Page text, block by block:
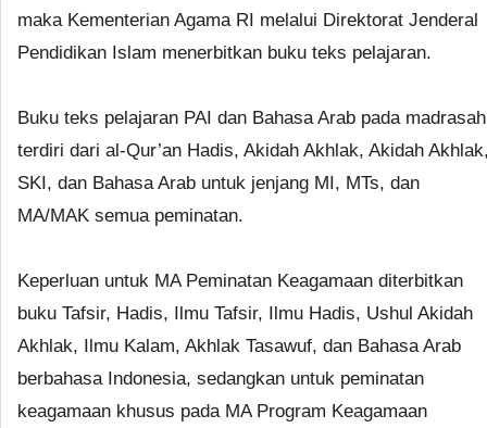
maka Kementerian Agama RI melalui Direktorat Jenderal
Pendidikan Islam menerbitkan buku teks pelajaran.
Buku teks pelajaran PAI dan Bahasa Arab pada madrasah
terdiri dari al-Qur’an Hadis, Akidah Akhlak, Akidah
SKI, dan Bahasa Arab untuk jenjang MI, MTs, dan
MA/MAK semua peminatan.
Keperluan untuk MA Peminatan Keagamaan diterbitkan
buku Tafsir, Hadis, Ilmu Tafsir, Ilmu Hadis, Ushul Akidah
Akhlak, Ilmu Kalam, Akhlak Tasawuf, dan Bahasa Arab
berbahasa Indonesia, sedangkan untuk peminatan
keagamaan khusus pada MA Program Keagamaan